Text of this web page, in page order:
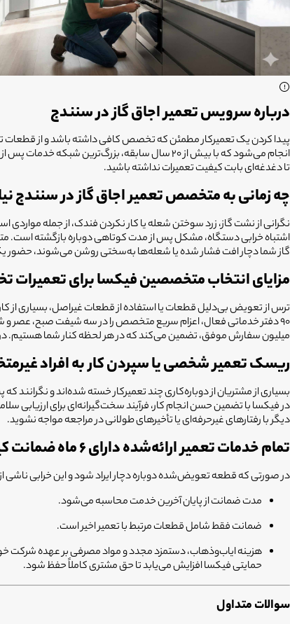
درباره سرویس تعمیر اجاق گاز در سنندج
پیدا کردن یک تعمیرکار مطمئن که تخصص کافی داشته باشد و از
تا دغدغه‌ای بابت کیفیت تعمیرات نداشته باشید.
چه زمانی به متخصص تعمیر اجاق گاز در سنندج
نگرانی از نشت گاز، زرد سوختن شعله یا کار نکردن فندک، از جمله
اشتباه خرابی دستگاه، مشکل پس از مدت کوتاهی دوباره بازگشته است.
گاز شما دچار افت فشار شده یا شعله‌ها به‌سختی روشن می‌شوند،
مزایای انتخاب متخصصین فیکسا برای
ترس از تعویض بی‌دلیل قطعات یا استفاده از قطعات غیراصل، بسیاری
میلیون سفارش موفق، تضمین می‌کند که در هر لحظه کنار شما هستیم. در
ریسک تعمیر شخصی یا سپردن کار به افراد
بسیاری از مشتریان از دوباره‌کاری چند تعمیرکار خسته شده‌اند و
در فیکسا با تضمین حسن انجام کار، فرآیند سخت‌گیرانه‌ای برای
دیگر با رفتارهای غیرحرفه‌ای یا تأخیرهای طولانی در مراجعه مواجه نشوید.
تمام خدمات تعمیر ارائه‌شده دارای ۶ ماه ضمانت کیفیت هستند.
در صورتی که قطعه تعویض‌شده دوباره دچار ایراد شود و این خرابی ناشی
مدت ضمانت از پایان آخرین خدمت محاسبه می‌شود.
ضمانت فقط شامل قطعات مرتبط با تعمیر اخیر است.
هزینه ایاب‌وذهاب، دستمزد مجدد و مواد مصرفی بر عهده شرکت
حمایتی فیکسا افزایش می‌یابد تا حق مشتری کاملاً حفظ شود.
سوالات متداول